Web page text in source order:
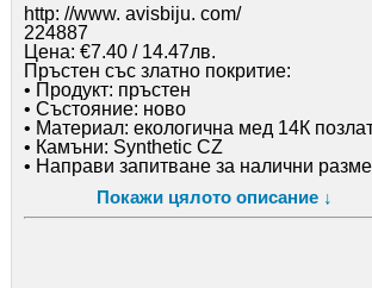
http: //www. avisbiju. com/
224887
Цена: €7.40 / 14.47лв.
Пръстен със златно покритие:
• Продукт: пръстен
• Състояние: ново
• Материал: екологична мед 14К
• Камъни: Synthetic CZ
• Направи запитване за налични
Покажи цялото описание ↓